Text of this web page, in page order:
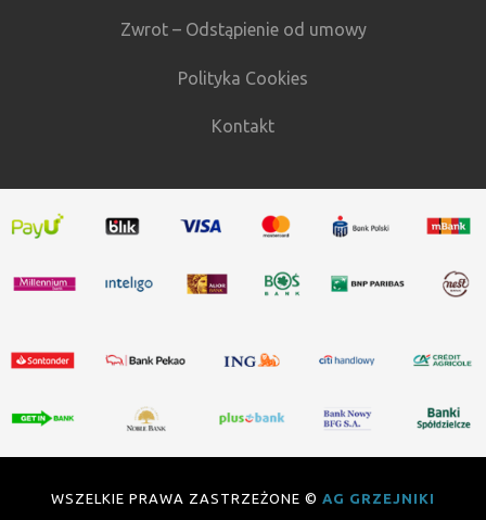
Zwrot – Odstąpienie od umowy
Polityka Cookies
Kontakt
WSZELKIE PRAWA ZASTRZEŻONE © AG GRZEJNIKI